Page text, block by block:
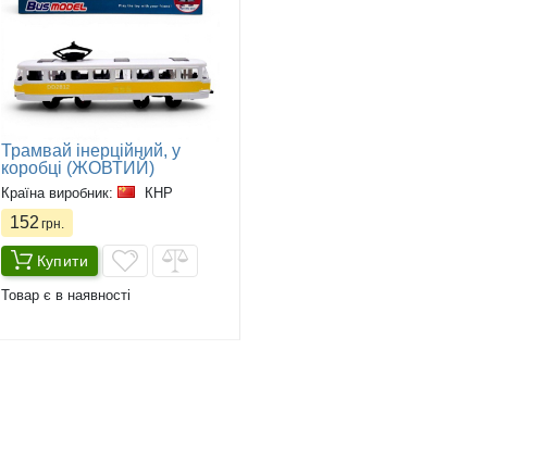
Трамвай інерційний, у
коробці (ЖОВТИЙ)
Країна виробник: КНР
152 грн.
Купити
Товар є в наявності